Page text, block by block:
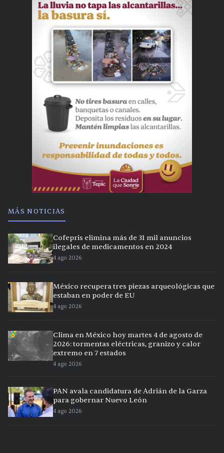
MÁS NOTICIAS
Cofepris elimina más de 31 mil anuncios
ilegales de medicamentos en 2024
4 ago 2026
México recupera tres piezas arqueológicas que
estaban en poder de EU
4 ago 2026
Clima en México hoy martes 4 de agosto de
2026: tormentas eléctricas, granizo y calor
extremo en 7 estados
4 ago 2026
PAN avala candidatura de Adrián de la Garza
para gobernar Nuevo León
4 ago 2026